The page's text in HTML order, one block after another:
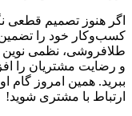
اگر هنوز تصمیم قطعی
طلافروشی، نظمی نوین
و رضایت مشتریان را
ببرید. همین امروز گام
ارتباط با مشتری شوید!